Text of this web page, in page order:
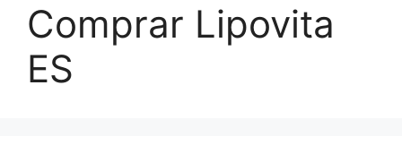
Comprar Lipovita
ES